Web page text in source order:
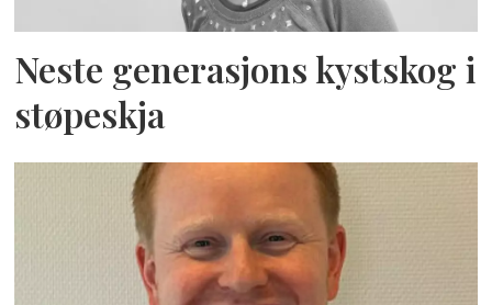
Neste generasjons kystskog i
støpeskja